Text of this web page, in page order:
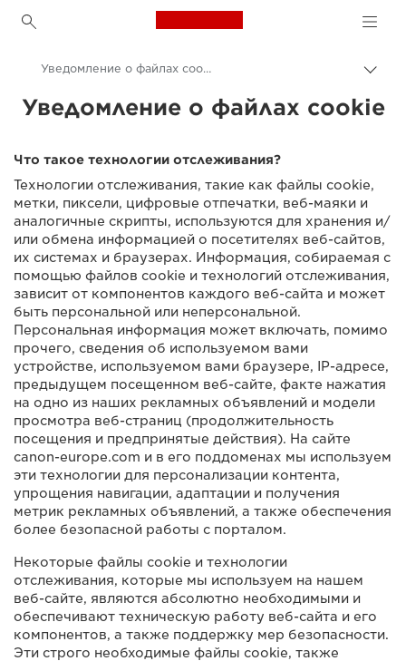
Canon Logo, back to
Canon
Уведомление о файлах cookie
Уведомление о файлах cookie
Что такое технологии отслеживания?
Технологии отслеживания, такие как файлы cookie,
метки, пиксели, цифровые отпечатки, веб-маяки и
аналогичные скрипты, используются для хранения и/
или обмена информацией о посетителях веб-сайтов,
их системах и браузерах. Информация, собираемая с
помощью файлов cookie и технологий отслеживания,
зависит от компонентов каждого веб-сайта и может
быть персональной или неперсональной.
Персональная информация может включать, помимо
прочего, сведения об используемом вами
устройстве, используемом вами браузере, IP-адресе,
предыдущем посещенном веб-сайте, факте нажатия
на одно из наших рекламных объявлений и модели
просмотра веб-страниц (продолжительность
посещения и предпринятые действия). На сайте
canon-europe.com и в его поддоменах мы используем
эти технологии для персонализации контента,
упрощения навигации, адаптации и получения
метрик рекламных объявлений, а также обеспечения
более безопасной работы с порталом.
Некоторые файлы cookie и технологии
отслеживания, которые мы используем на нашем
веб-сайте, являются абсолютно необходимыми и
обеспечивают техническую работу веб-сайта и его
компонентов, а также поддержку мер безопасности.
Эти строго необходимые файлы cookie, также